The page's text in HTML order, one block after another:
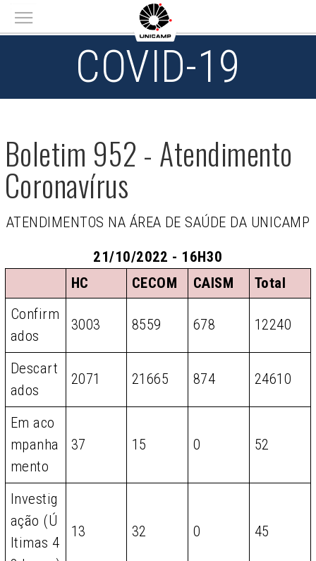
Main menu
COVID-19
Boletim 952 - Atendimento
Coronavírus
ATENDIMENTOS NA ÁREA DE SAÚDE DA UNICAMP
21/10/2022 - 16H30
HC
CECOM CAISM
Total
Confirm
ados
3003 8559 678 12240
Descart
ados
2071 21665 874 24610
Em aco
mpanha
mento
37 15 0 52
Investig
ação (Ú
ltimas 4
13 32 0 45